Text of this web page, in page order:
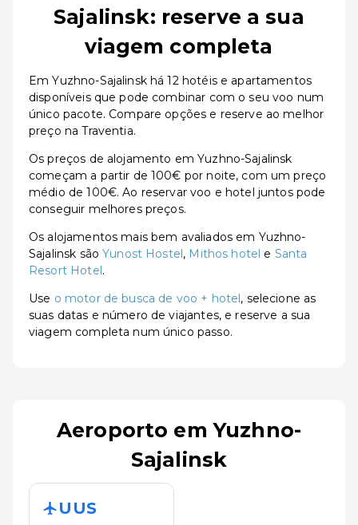
Sajalinsk: reserve a sua
viagem completa
Em Yuzhno-Sajalinsk há 12 hotéis e apartamentos
disponíveis que pode combinar com o seu voo num
único pacote. Compare opções e reserve ao melhor
preço na Traventia.
Os preços de alojamento em Yuzhno-Sajalinsk
começam a partir de 100€ por noite, com um preço
médio de 100€. Ao reservar voo e hotel juntos pode
conseguir melhores preços.
Os alojamentos mais bem avaliados em Yuzhno-
Sajalinsk sãoYunost Hostel, Mithos hotel e Santa
Resort Hotel.
Use o motor de busca de voo + hotel, selecione as
suas datas e número de viajantes, e reserve a sua
viagem completa num único passo.
Aeroporto em Yuzhno-
Sajalinsk
UUS